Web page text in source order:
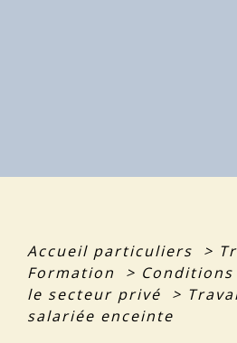
Accueil particuliers >
Formation
>
le secteur privé
>
salariée enceinte